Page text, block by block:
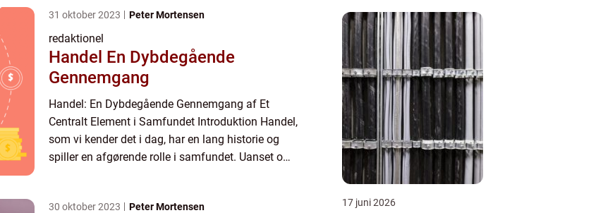
31 oktober 2023 Peter Mortensen
redaktionel
Handel En Dybdegående
Gennemgang
Handel: En Dybdegående Gennemgang af Et
Centralt Element i Samfundet Introduktion Handel,
som vi kender det i dag, har en lang historie og
spiller en afgørende rolle i samfundet. Uanset om
30 oktober 2023 Peter Mortensen 17 juni 2026